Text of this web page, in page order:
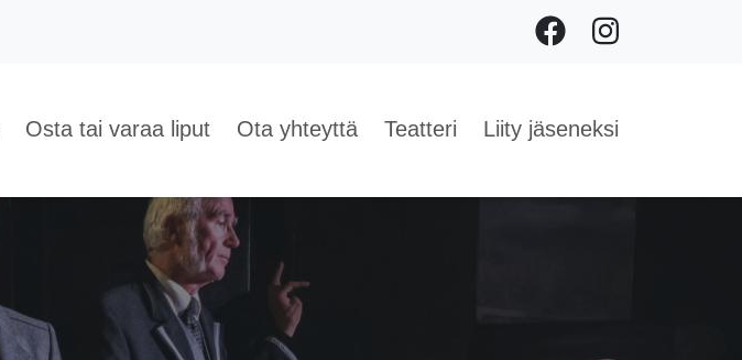
FacebookInstagram
Osta tai varaa liput Ota yhteyttä Teatteri Liity jäseneksi